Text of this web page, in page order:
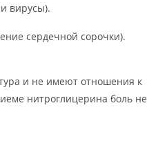
вирусы).
сердечной сорочки).
и не имеют отношения к
нитроглицерина боль не